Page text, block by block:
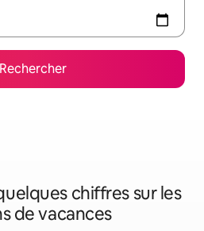
Rechercher
chiffres sur les
de vacances